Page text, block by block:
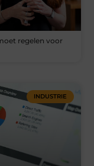
regelen voor
INDUSTRIE